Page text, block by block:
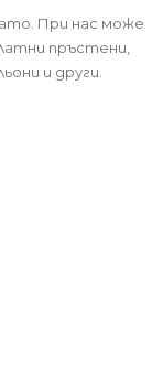
При нас може
пръстени,
и други.